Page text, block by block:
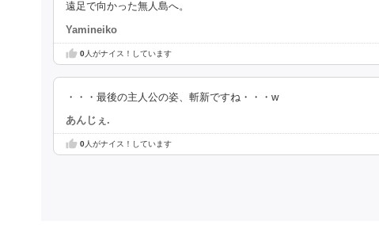
遠足で向かった無人島へ。
Yamineiko
0人がナイス！しています
・・・最後の主人公の姿、斬新ですね・・・w
あんじぇ.
0人がナイス！しています